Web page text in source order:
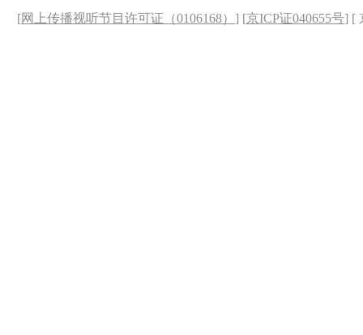
[网上传播视听节目许可证（0106168） ] [京ICP证040655号] [